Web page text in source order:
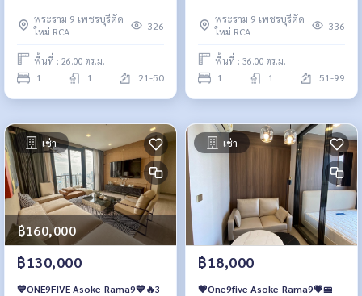
พระราม 9 เพชรบุรีตัด
ใหม่ RCA
326
พื้นที่ : 26.00 ตร.ม.
1 1 21-50
พระราม 9 เพชรบุรีตัด
ใหม่ RCA
336
พื้นที่ : 36.00 ตร.ม.
1 1 51-99
เช่า
฿160,000
฿130,000
💙ONE9FIVE Asoke-Rama9💙🔥3
เช่า
฿18,000
💗One9five Asoke-Rama9💗🚝